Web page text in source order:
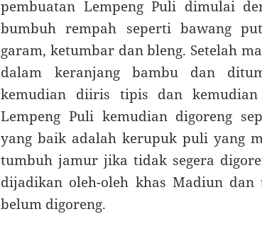
pembuatan Lempeng Puli dimulai
bumbuh rempah seperti bawang
garam, ketumbar dan bleng. Setelah
dalam keranjang bambu dan
kemudian diiris tipis dan
Lempeng Puli kemudian digoreng
yang baik adalah kerupuk puli yang
tumbuh jamur jika tidak segera
dijadikan oleh-oleh khas Madiun
belum digoreng.